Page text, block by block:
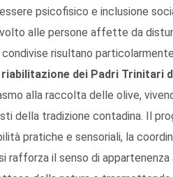
psicofisico e inclusione
alle persone affette da
risultano
dei Padri Trinitari
alla raccolta delle olive,
della tradizione contadina. Il
pratiche e sensoriali, la
rafforza il senso di